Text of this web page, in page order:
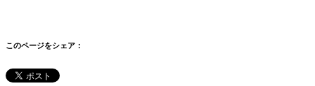
このページをシェア：